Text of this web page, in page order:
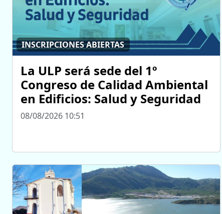
INSCRIPCIONES ABIERTAS
La ULP será sede del 1º
Congreso de Calidad Ambiental
en Edificios: Salud y Seguridad
08/08/2026 10:51